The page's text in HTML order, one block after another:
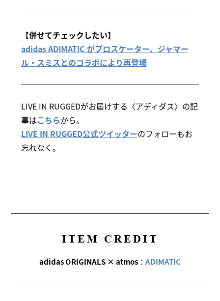
【併せてチェックしたい】
adidas ADIMATIC がプロスケーター、ジャマー
ル・スミスとのコラボにより再登場
LIVE IN RUGGEDがお届けする〈アディダス〉の記
事はこちらから。
LIVE IN RUGGED公式ツイッターのフォローもお
忘れなく。
ITEM CREDIT
adidas ORIGINALS × atmos： ADIMATIC